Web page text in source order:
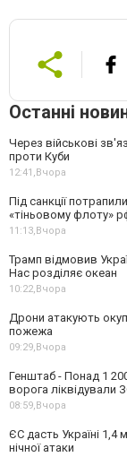
Останні
Через військові
проти Куби
12:41,Вчора
Під санкції
«тіньовому флоту»
11:13,Вчора
Трамп відмовив
Нас розділяє океан
10:22,Вчора
Дрони атакують
пожежа
09:29,Вчора
Генштаб - Понад 1
ворога ліквідували
08:59,Вчора
ЄС дасть Україні
нічної атаки